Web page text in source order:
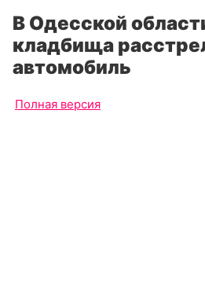
В Одесской
кладбища
автомобиль
Полная версия